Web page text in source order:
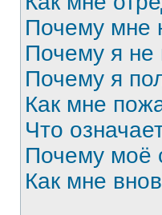
Почему мне
Почему я не
Почему я
Как мне
Что
Почему моё
Как мне